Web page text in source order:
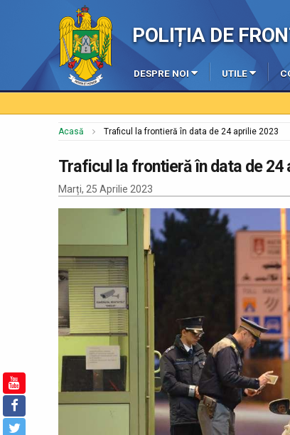
POLIȚIA DE
DESPRE NOI UTILE
Acasă Traficul la frontieră în data de 24 aprilie 2023
Traficul la frontieră în data de 24
Marți, 25 Aprilie 2023